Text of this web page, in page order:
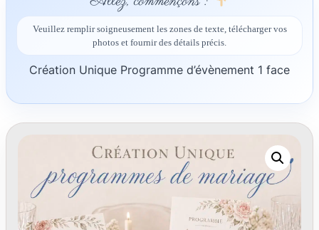
Veuillez remplir soigneusement les zones de texte, télécharger vos
photos et fournir des détails précis.
Création Unique Programme d’évènement 1 face